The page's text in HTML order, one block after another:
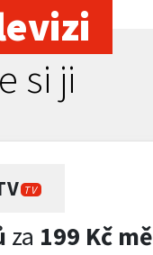
si ji
TV
za 199 Kč